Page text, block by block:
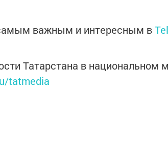
важным и интересным в
Татарстана в национальном
tatmedia